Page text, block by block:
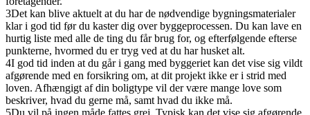
3Det kan blive aktuelt at du har de nødvendige bygningsmaterialer
klar i god tid før du kaster dig over byggeprocessen. Du kan lave en
hurtig liste med alle de ting du får brug for, og efterfølgende efterse
punkterne, hvormed du er tryg ved at du har husket alt.
4I god tid inden at du går i gang med byggeriet kan det vise sig vildt
afgørende med en forsikring om, at dit projekt ikke er i strid med
loven. Afhængigt af din boligtype vil der være mange love som
beskriver, hvad du gerne må, samt hvad du ikke må.
5Du vil på ingen måde fattes grej. Typisk kan det vise sig afgørende